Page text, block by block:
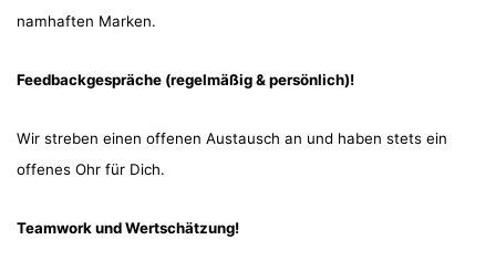
namhaften Marken.
Feedbackgespräche (regelmäßig & persönlich)!
Wir streben einen offenen Austausch an und haben stets ein
offenes Ohr für Dich.
Teamwork und Wertschätzung!